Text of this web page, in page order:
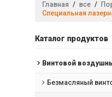
Главная / все /
Специальная
Каталог продуктов
Винтовой воздушный
Безмасляный винтовой